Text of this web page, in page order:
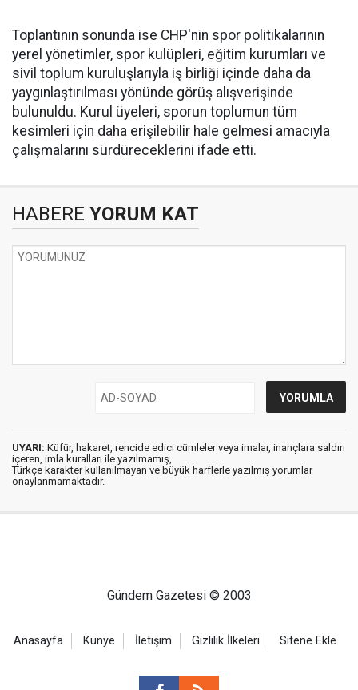
Toplantının sonunda ise CHP'nin spor politikalarının
yerel yönetimler, spor kulüpleri, eğitim kurumları ve
sivil toplum kuruluşlarıyla iş birliği içinde daha da
yaygınlaştırılması yönünde görüş alışverişinde
bulunuldu. Kurul üyeleri, sporun toplumun tüm
kesimleri için daha erişilebilir hale gelmesi amacıyla
çalışmalarını sürdüreceklerini ifade etti.
HABERE YORUM KAT
UYARI: Küfür, hakaret, rencide edici cümleler veya imalar, inançlara saldırı
içeren, imla kuralları ile yazılmamış,
Türkçe karakter kullanılmayan ve büyük harflerle yazılmış yorumlar
onaylanmamaktadır.
Gündem Gazetesi © 2003
Anasayfa Künye İletişim Gizlilik İlkeleri Sitene Ekle